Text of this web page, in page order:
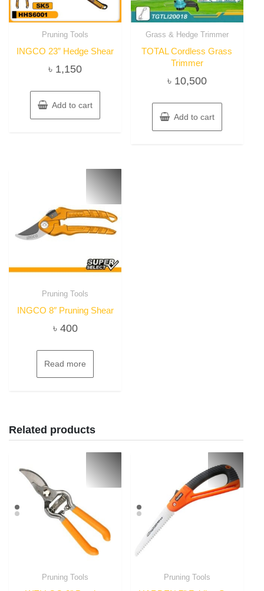
Pruning Tools
INGCO 23” Hedge Shear
৳ 1,150
Add to cart
Grass & Hedge Trimmer
TOTAL Cordless Grass
Trimmer
৳ 10,500
Add to cart
Pruning Tools
INGCO 8″ Pruning Shear
৳ 400
Read more
Related products
Pruning Tools Pruning Tools